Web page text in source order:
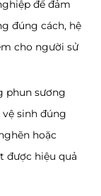
để đảm
đúng cách, hệ
cho người sử
phun sương
sinh đúng
hoặc
được hiệu quả